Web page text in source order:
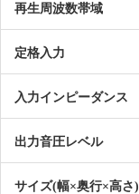
再生周波数帯域
定格入力
入力インピーダンス
出力音圧レベル
サイズ(幅×奥行×高さ)